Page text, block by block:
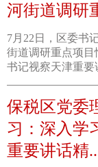
河街道调研
7月22日，区委书
街道调研重点项目
书记视察天津重要
保税区党委
习：深入学
重要讲话精